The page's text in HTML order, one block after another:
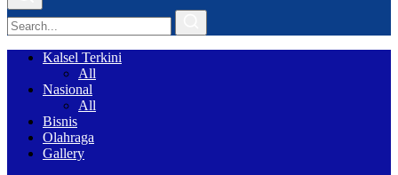
Kalsel Terkini
All
Nasional
All
Bisnis
Olahraga
Gallery